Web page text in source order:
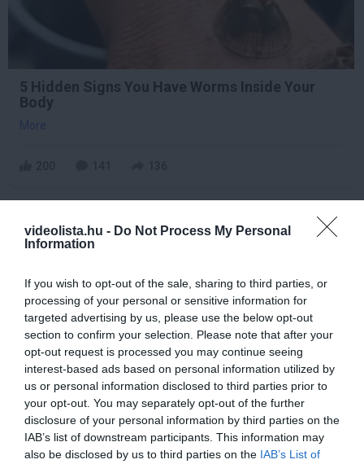
videolista.hu - Do Not Process My Personal
Information
If you wish to opt-out of the sale, sharing to third parties, or
processing of your personal or sensitive information for
targeted advertising by us, please use the below opt-out
section to confirm your selection. Please note that after your
opt-out request is processed you may continue seeing
interest-based ads based on personal information utilized by
us or personal information disclosed to third parties prior to
your opt-out. You may separately opt-out of the further
disclosure of your personal information by third parties on the
IAB’s list of downstream participants. This information may
also be disclosed by us to third parties on the IAB’s List of
5 Hidden Signs You Have Worms Inside Your
Body
More
8 h 44 min
One Teaspoon And All The Worms In The Body
Die Instantly
More